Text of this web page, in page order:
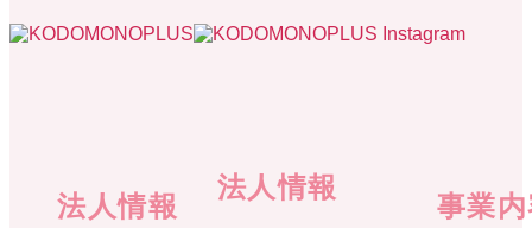
法人情報
法人情報
事業